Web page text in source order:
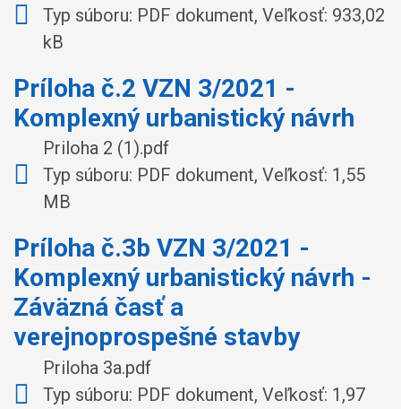
Typ súboru: PDF dokument, Veľkosť: 933,02
kB
Príloha č.2 VZN 3/2021 -
Komplexný urbanistický návrh
Priloha 2 (1).pdf
Typ súboru: PDF dokument, Veľkosť: 1,55
MB
Príloha č.3b VZN 3/2021 -
Komplexný urbanistický návrh -
Záväzná časť a
verejnoprospešné stavby
Priloha 3a.pdf
Typ súboru: PDF dokument, Veľkosť: 1,97